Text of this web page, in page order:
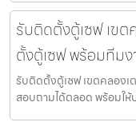
รับติดตั้งตู้เซฟ เขต
ตั้งตู้เซฟ พร้อมทีม
รับติดตั้งตู้เซฟ เขตคลอง
สอบถามได้ตลอด พร้อมใ